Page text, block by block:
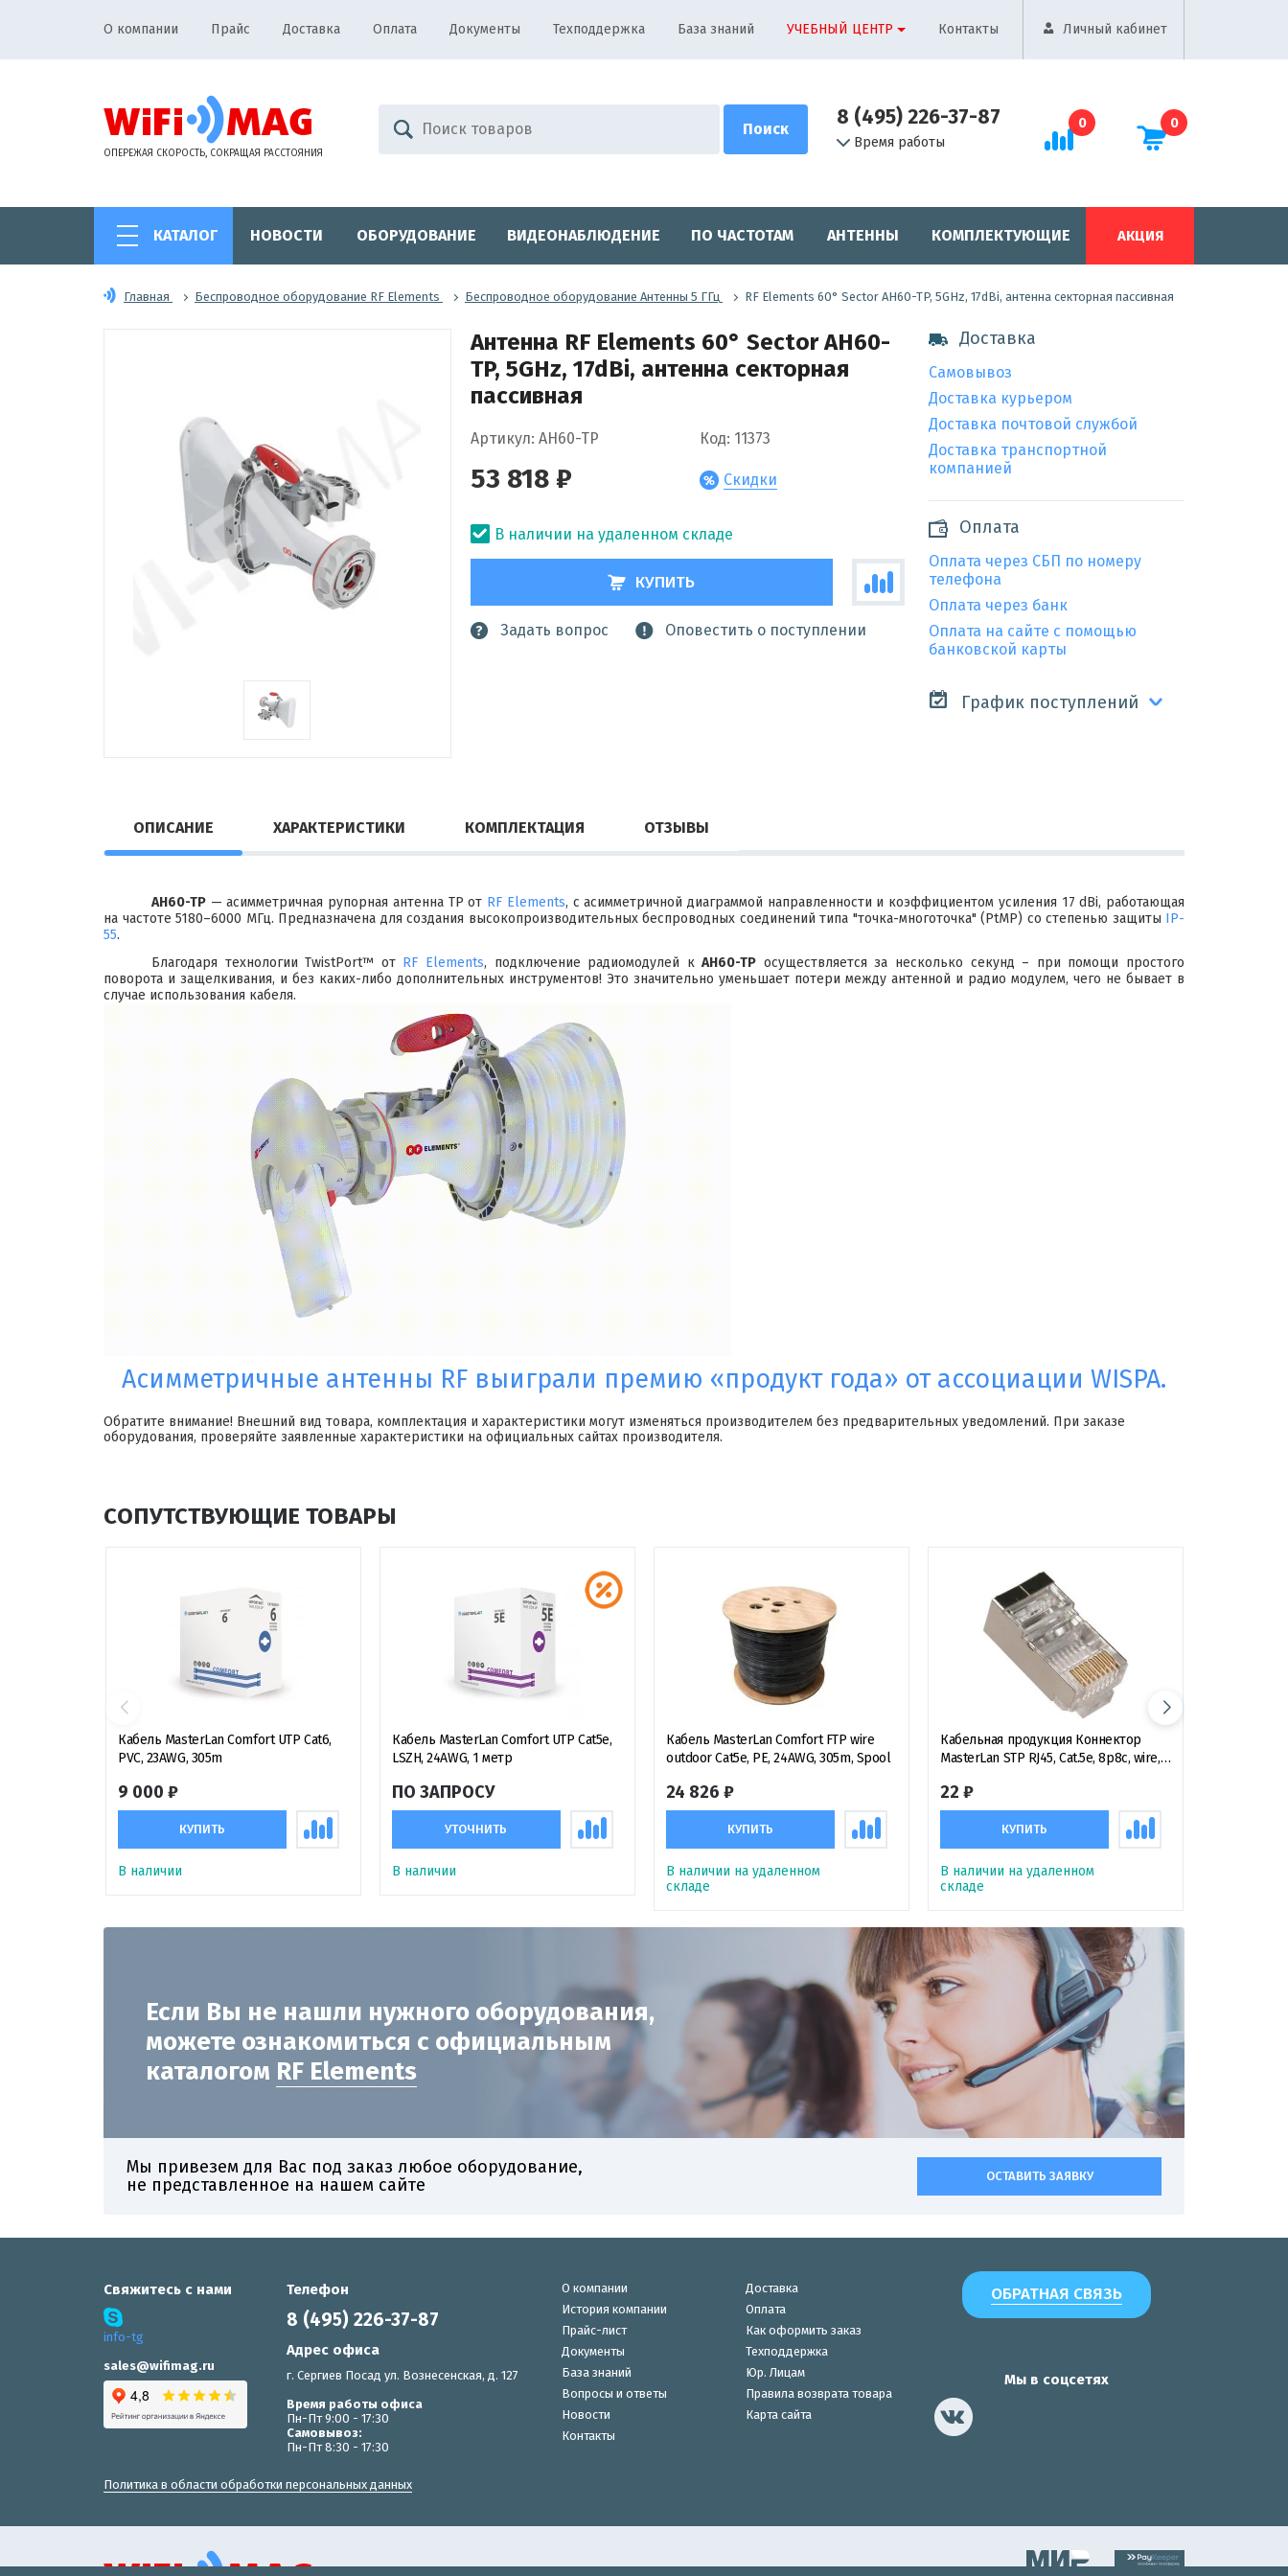
О компании Прайс Доставка Оплата Документы Техподдержка База знаний УЧЕБНЫЙ ЦЕНТР Контакты Личный кабинет
ОПЕРЕЖАЯ СКОРОСТЬ, СОКРАЩАЯ РАССТОЯНИЯ
8 (495) 226-37-87
Время работы
0 0
КАТАЛОГ НОВОСТИ ОБОРУДОВАНИЕ ВИДЕОНАБЛЮДЕНИЕ ПО ЧАСТОТАМ АНТЕННЫ КОМПЛЕКТУЮЩИЕ АКЦИЯ
Главная Беспроводное оборудование RF Elements Беспроводное оборудование Антенны 5 ГГц RF Elements 60° Sector AH60-TP, 5GHz, 17dBi, антенна секторная пассивная
Антенна RF Elements 60° Sector AH60-
TP, 5GHz, 17dBi, антенна секторная
пассивная
Артикул: AH60-TP Код: 11373
53 818 ₽ Скидки
В наличии на удаленном складе
КУПИТЬ
Задать вопрос Оповестить о поступлении
Доставка
Самовывоз
Доставка курьером
Доставка почтовой службой
Доставка транспортной
компанией
Оплата
Оплата через СБП по номеру
телефона
Оплата через банк
Оплата на сайте с помощью
банковской карты
График поступлений
ОПИСАНИЕ ХАРАКТЕРИСТИКИ КОМПЛЕКТАЦИЯ ОТЗЫВЫ
AH60-TP — асимметричная рупорная антенна TP от RF Elements, с асимметричной диаграммой направленности и коэффициентом усиления 17 dBi, работающая
на частоте 5180–6000 МГц. Предназначена для создания высокопроизводительных беспроводных соединений типа "точка-многоточка" (PtMP) со степенью защиты IP-
55.
Благодаря технологии TwistPort™ от RF Elements, подключение радиомодулей кAH60-TP осуществляется за несколько секунд – при помощи простого
поворота и защелкивания, и без каких-либо дополнительных инструментов! Это значительно уменьшает потери между антенной и радио модулем, чего не бывает в
случае использования кабеля.
Асимметричные антенны RF выиграли премию «продукт года» от ассоциации WISPA.
Обратите внимание! Внешний вид товара, комплектация и характеристики могут изменяться производителем без предварительных уведомлений. При заказе
оборудования, проверяйте заявленные характеристики на официальных сайтах производителя.
СОПУТСТВУЮЩИЕ ТОВАРЫ
Кабель MasterLan Comfort UTP Cat6,
PVC, 23AWG, 305m
9 000 ₽
КУПИТЬ
В наличии
Кабель MasterLan Comfort UTP Cat5e,
LSZH, 24AWG, 1 метр
ПО ЗАПРОСУ
УТОЧНИТЬ
В наличии
Кабель MasterLan Comfort FTP wire
outdoor Cat5e, PE, 24AWG, 305m, Spool
24 826 ₽
КУПИТЬ
В наличии на удаленном
складе
Кабельная продукция Коннектор
MasterLan STP RJ45, Cat.5e, 8p8c, wire,
22 ₽
КУПИТЬ
В наличии на удаленном
складе
Если Вы не нашли нужного оборудования,
можете ознакомиться с официальным
каталогом RF Elements
Мы привезем для Вас под заказ любое оборудование,
не представленное на нашем сайте
ОСТАВИТЬ ЗАЯВКУ
Свяжитесь с нами
info-tg
sales@wifimag.ru
Телефон
8 (495) 226-37-87
Адрес офиса
г. Сергиев Посад ул. Вознесенская, д. 127
Время работы офиса
Пн-Пт 9:00 - 17:30
Самовывоз:
Пн-Пт 8:30 - 17:30
О компании
История компании
Прайс-лист
Документы
База знаний
Вопросы и ответы
Новости
Контакты
Доставка
Оплата
Как оформить заказ
Техподдержка
Юр. Лицам
Правила возврата товара
Карта сайта
ОБРАТНАЯ СВЯЗЬ
Мы в соцсетях
Политика в области обработки персональных данных